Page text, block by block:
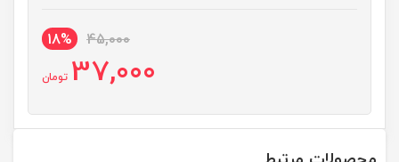
45,000
18%
37,000 تومان